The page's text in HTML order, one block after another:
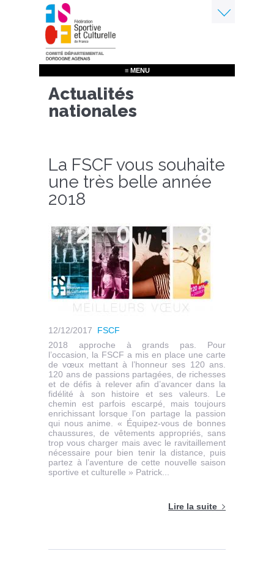
Aller
au
contenu
principal
≡ MENU
Actualités
nationales
La FSCF vous souhaite
une très belle année
2018
12/12/2017
FSCF
2018 approche à grands pas. Pour
l’occasion, la FSCF a mis en place une carte
de vœux mettant à l’honneur ses 120 ans.
120 ans de passions partagées, de richesses
et de défis à relever afin d’avancer dans la
fidélité à son histoire et ses valeurs. Le
chemin est parfois escarpé, mais toujours
enrichissant lorsque l’on partage la passion
qui nous anime. « Équipez-vous de bonnes
chaussures, de vêtements appropriés, sans
trop vous charger mais avec le ravitaillement
nécessaire pour bien tenir la distance, puis
partez à l’aventure de cette nouvelle saison
sportive et culturelle » Patrick...
Lire la suite